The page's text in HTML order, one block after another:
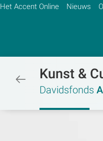
Het Accent Online Nieuws
/activiteiten
Kunst &
Davidsfonds
Zoek:
Zoeken